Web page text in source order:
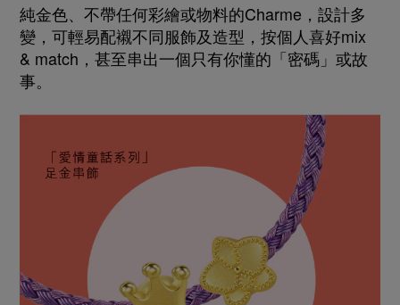
純金色、不帶任何彩繪或物料的Charme，設計多
變，可輕易配襯不同服飾及造型，按個人喜好mix
& match，甚至串出一個只有你懂的「密碼」或故
事。